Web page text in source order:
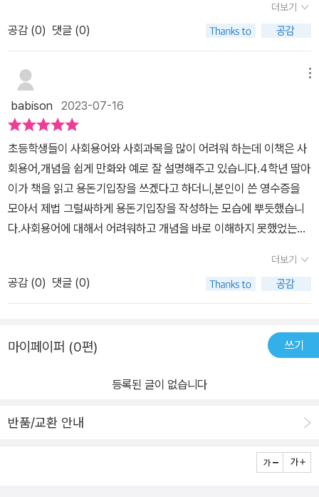
으시면~' 사회가 쉽다 ' 시장과 경제 도서 ~ 살펴보세요!..#사회가쉽
다#비룡소#초등경제책추천#초등경제도서#초등저학년책추천#초
등중학년책추천#초등3학년책추천#사회가쉽다시장과경제
더보기
공감 (0) 댓글 (0)
babison 2023-07-16
초등학생들이 사회용어와 사회과목을 많이 어려워 하는데 이책은 사
회용어,개념을 쉽게 만화와 예로 잘 설명해주고 있습니다.4학년 딸아
이가 책을 읽고 용돈기입장을 쓰겠다고 하더니,본인이 쓴 영수증을
모아서 제법 그럴싸하게 용돈기입장을 작성하는 모습에 뿌듯했습니
다.사회용어에 대해서 어려워하고 개념을 바로 이해하지 못했었는데
어려운 경제관념을 바로 세울 수 있는 계기가 되어서 초등학생이 읽
어야할 사회 입문서로 적극 추천 합니다.
더보기
공감 (0) 댓글 (0)
마이페이퍼 (0편) 쓰기
등록된 글이 없습니다
반품/교환 안내